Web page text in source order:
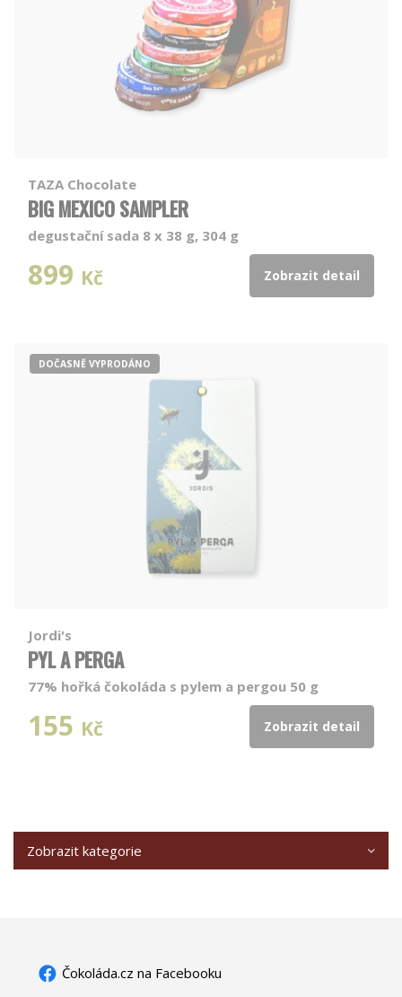
TAZA Chocolate
BIG MEXICO SAMPLER
degustační sada 8 x 38 g, 304 g
899 Kč Zobrazit detail
DOČASNĚ VYPRODÁNO
Jordi's
PYL A PERGA
77% hořká čokoláda s pylem a pergou 50 g
155 Kč Zobrazit detail
Zobrazit kategorie
Čokoláda.cz na Facebooku